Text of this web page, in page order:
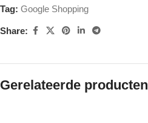
Tag: Google Shopping
Share:
Gerelateerde producten